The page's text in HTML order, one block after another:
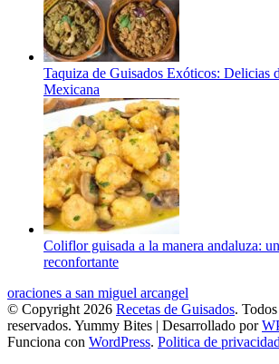
Taquiza de Guisados Exóticos: Delicias
Mexicana
Coliflor guisada a la manera andaluza:
reconfortante
oraciones a san miguel arcangel
© Copyright 2026 Recetas de Guisados.
reservados. Yummy Bites | Desarrollado por
Funciona con WordPress. Politica de